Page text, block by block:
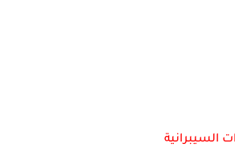
السيبرانية